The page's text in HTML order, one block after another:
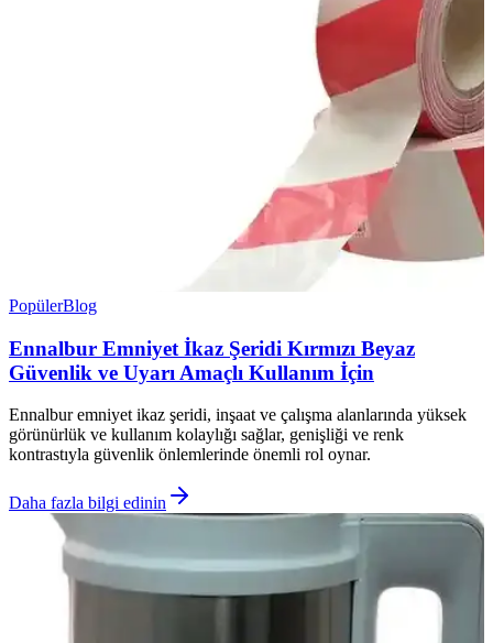
PopülerBlog
Ennalbur Emniyet İkaz Şeridi Kırmızı Beyaz
Güvenlik ve Uyarı Amaçlı Kullanım İçin
Ennalbur emniyet ikaz şeridi, inşaat ve çalışma alanlarında yüksek
görünürlük ve kullanım kolaylığı sağlar, genişliği ve renk
kontrastıyla güvenlik önlemlerinde önemli rol oynar.
Daha fazla bilgi edinin